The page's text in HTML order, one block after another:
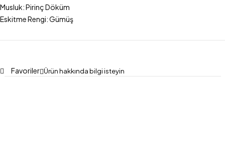
Musluk: Pirinç Döküm
Eskitme Rengi: Gümüş
Favoriler Ürün hakkında bilgi isteyin